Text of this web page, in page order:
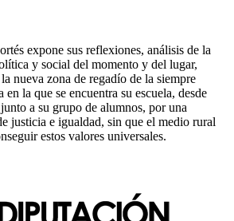
expone sus reflexiones, análisis de la
y social del momento y del lugar,
nueva zona de regadío de la siempre
la que se encuentra su escuela, desde
a su grupo de alumnos, por una
justicia e igualdad, sin que el medio rural
estos valores universales.